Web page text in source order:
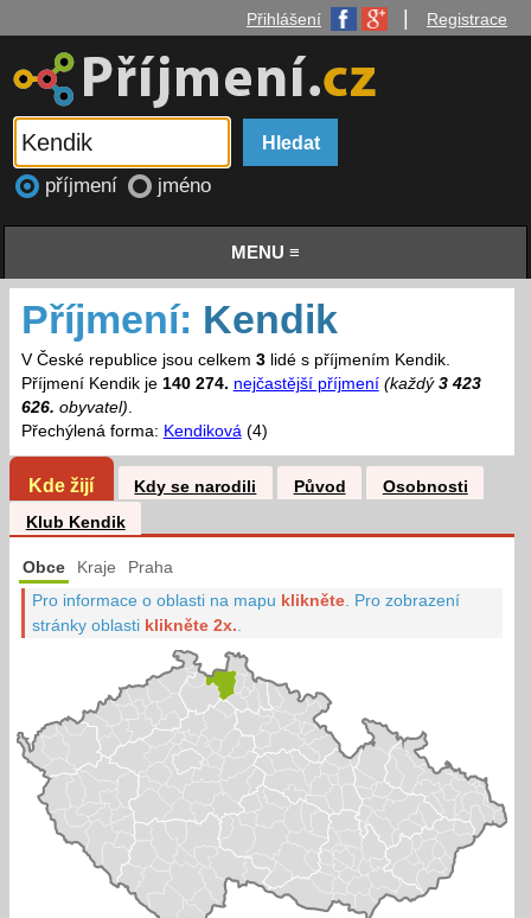
Přihlášení Registrace
příjmení jméno
MENU ≡
Příjmení: Kendik
V České republice jsou celkem 3lidé s příjmením Kendik.
Příjmení Kendik je 140 274. nejčastější příjmení (každý 3 423
626. obyvatel).
Přechýlená forma: Kendiková(4)
Kde žijí Kdy se narodili Původ
Osobnosti
Klub Kendik
Obce Kraje Praha
Pro informace o oblasti na mapu klikněte Pro zobrazení
stránky oblasti klikněte 2x.